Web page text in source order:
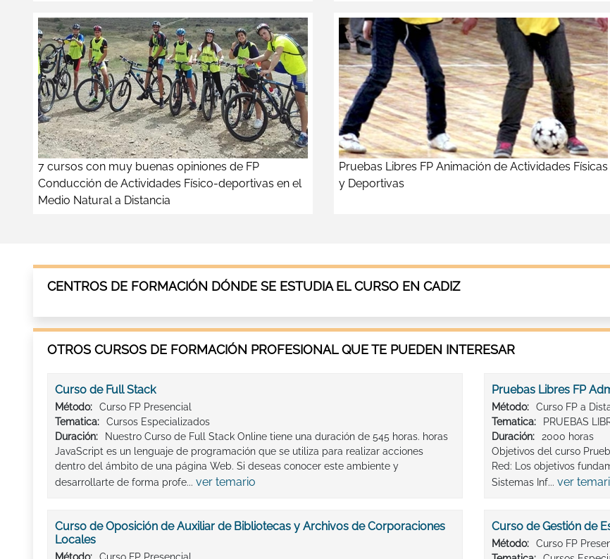
7 cursos con muy buenas opiniones de FP
Conducción de Actividades Físico-deportivas en el
Medio Natural a Distancia
Pruebas Libres FP Animación de Actividades Físicas
y Deportivas
CENTROS DE FORMACIÓN DÓNDE SE ESTUDIA EL CURSO EN CADIZ
OTROS CURSOS DE FORMACIÓN PROFESIONAL QUE TE PUEDEN INTERESAR
Curso de Full Stack
Método:
Curso FP Presencial
Tematica:
Cursos Especializados
Duración:
Nuestro Curso de Full Stack Online tiene una duración de 545 horas. horas
JavaScript es un lenguaje de programación que se utiliza para realizar acciones
dentro del ámbito de una página Web. Si deseas conocer este ambiente y
desarrollarte de forma profe... ver temario
Pruebas Libres FP
Método:
Curso FP a
Tematica:
PRUEBAS
Duración:
2000 horas
Objetivos del curso
Red: Los objetivos
Sistemas Inf... ver
Curso de Oposición de Auxiliar de Bibliotecas y Archivos de Corporaciones
Locales
Método: Curso FP Presencial
Curso de Gestión de
Método:
Curso FP